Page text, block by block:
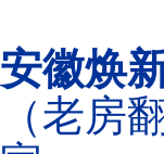
安徽焕
（老房